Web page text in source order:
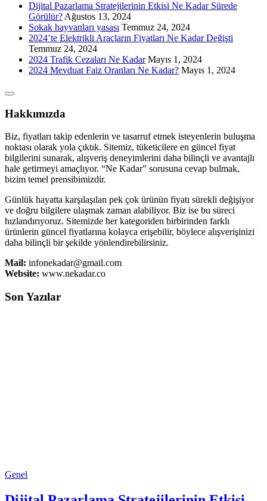
Dijital Pazarlama Stratejilerinin Etkisi Ne Kadar Sürede
Görülür? Ağustos 13, 2024
Sokak hayvanları yasası Temmuz 24, 2024
2024’te Elektrikli Araçların Fiyatları Ne Kadar Değişti
Temmuz 24, 2024
2024 Trafik Cezaları Ne Kadar Mayıs 1, 2024
2024 Mevduat Faiz Oranları Ne Kadar? Mayıs 1, 2024
Hakkımızda
Biz, fiyatları takip edenlerin ve tasarruf etmek isteyenlerin buluşma
noktası olarak yola çıktık. Sitemiz, tüketicilere en güncel fiyat
bilgilerini sunarak, alışveriş deneyimlerini daha bilinçli ve avantajlı
hale getirmeyi amaçlıyor. “Ne Kadar” sorusuna cevap bulmak,
bizim temel prensibimizdir.
Günlük hayatta karşılaşılan pek çok ürünün fiyatı sürekli değişiyor
ve doğru bilgilere ulaşmak zaman alabiliyor. Biz ise bu süreci
hızlandırıyoruz. Sitemizde her kategoriden birbirinden farklı
ürünlerin güncel fiyatlarına kolayca erişebilir, böylece alışverişinizi
daha bilinçli bir şekilde yönlendirebilirsiniz.
Mail: infonekadar@gmail.com
Website: www.nekadar.co
Son Yazılar
Genel